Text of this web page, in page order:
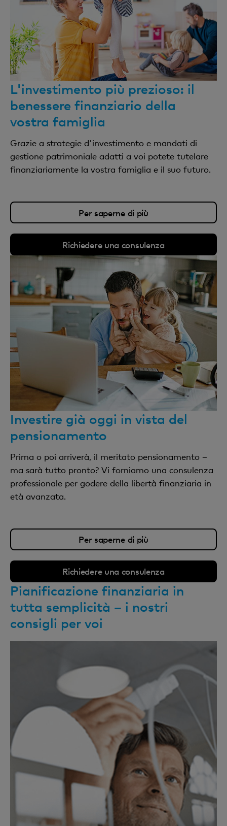
L'investimento più prezioso: il
benessere finanziario della
vostra famiglia
Grazie a strategie d'investimento e mandati di
gestione patrimoniale adatti a voi potete tutelare
finanziariamente la vostra famiglia e il suo futuro.
Per saperne di più
Richiedere una consulenza
Investire già oggi in vista del
pensionamento
Prima o poi arriverà, il meritato pensionamento –
ma sarà tutto pronto? Vi forniamo una consulenza
professionale per godere della libertà finanziaria in
età avanzata.
Per saperne di più
Richiedere una consulenza
Pianificazione finanziaria in
tutta semplicità – i nostri
consigli per voi